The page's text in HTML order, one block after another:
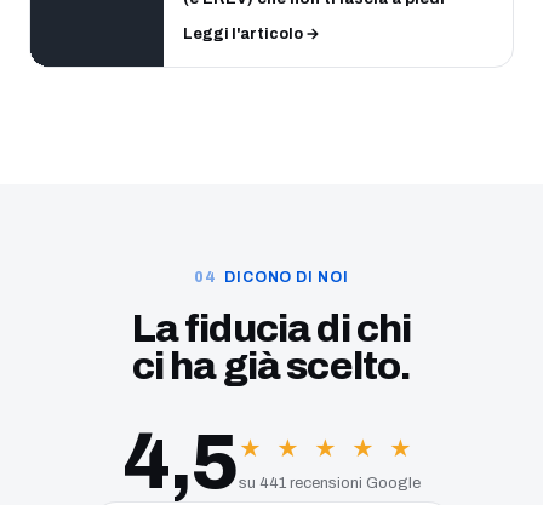
Leggi l'articolo →
DICONO DI NOI
La fiducia di chi
ci ha già scelto.
4,5★ ★ ★ ★ ★
su 441 recensioni Google